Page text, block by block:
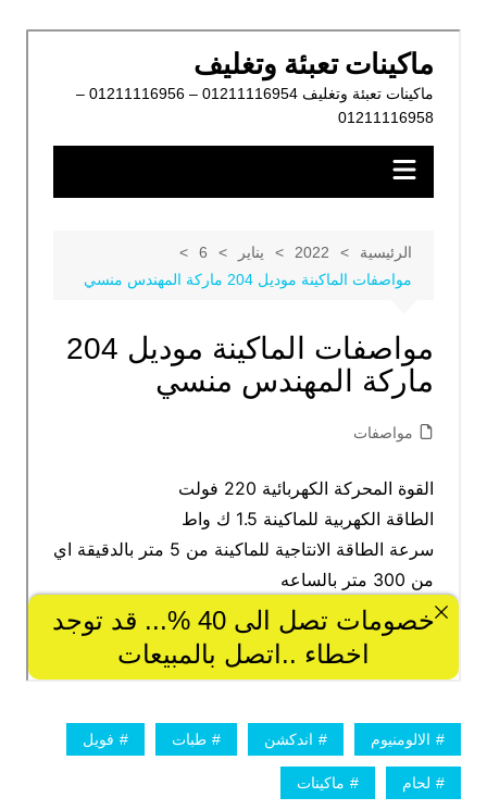
الالومنيوم اندكشن طبات فويل
لحام ماكينات